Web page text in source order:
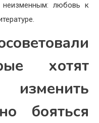
любовь к
хотят
бояться